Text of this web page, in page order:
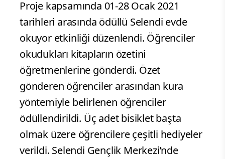
Proje kapsamında 01-28 Ocak 2021
tarihleri arasında ödüllü Selendi evde
okuyor etkinliği düzenlendi. Öğrenciler
okudukları kitapların özetini
öğretmenlerine gönderdi. Özet
gönderen öğrenciler arasından kura
yöntemiyle belirlenen öğrenciler
ödüllendirildi. Üç adet bisiklet başta
olmak üzere öğrencilere çeşitli hediyeler
verildi. Selendi Gençlik Merkezi’nde